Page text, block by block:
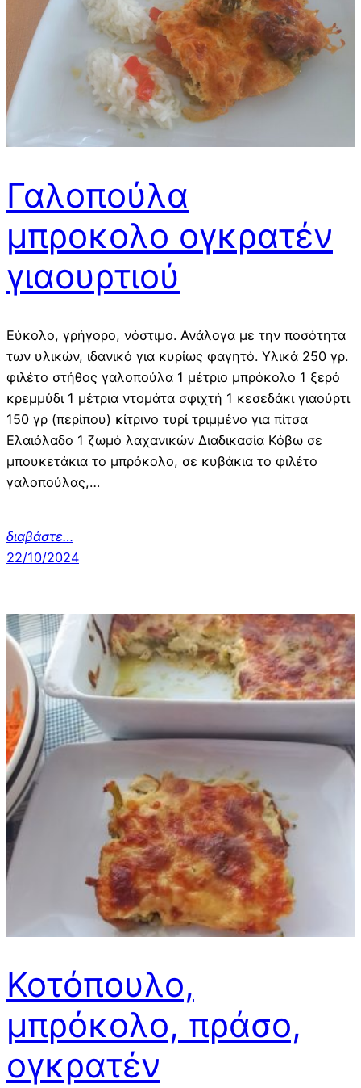
Γαλοπούλα
μπροκολο ογκρατέν
γιαουρτιού
Εύκολο, γρήγορο, νόστιμο. Ανάλογα με την ποσότητα
των υλικών, ιδανικό για κυρίως φαγητό. Υλικά 250 γρ.
φιλέτο στήθος γαλοπούλα 1 μέτριο μπρόκολο 1 ξερό
κρεμμύδι 1 μέτρια ντομάτα σφιχτή 1 κεσεδάκι γιαούρτι
150 γρ (περίπου) κίτρινο τυρί τριμμένο για πίτσα
Ελαιόλαδο 1 ζωμό λαχανικών Διαδικασία Κόβω σε
μπουκετάκια το μπρόκολο, σε κυβάκια το φιλέτο
γαλοπούλας,…
διαβάστε…
22/10/2024
Κοτόπουλο,
μπρόκολο, πράσο,
ογκρατέν